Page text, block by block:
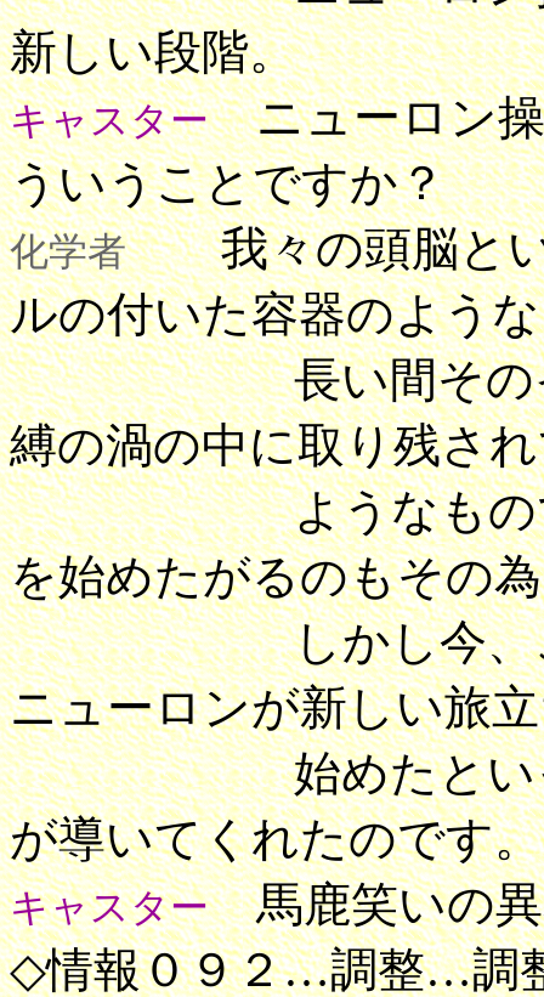
新しい段階。
キャスターニューロン操
ういうことですか？
化学者我々の頭脳とい
ルの付いた容器のよう
長い間そのイメー
縛の渦の中に取り残さ
ようなものです、
を始めたがるのもその
しかし今、この頭
ニューロンが新しい旅
始めたといっても
が導いてくれたのです。
キャスター馬鹿笑いの異
◇情報０９２…調整…